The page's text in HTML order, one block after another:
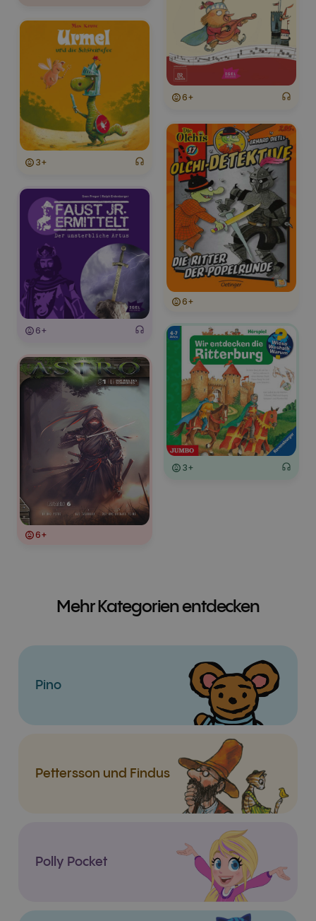
3+
6+
6+
6+
6+
3+
Mehr Kategorien entdecken
Pino
Pettersson und Findus
Polly Pocket